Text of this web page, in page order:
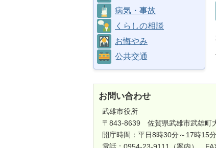
病気・事故
くらしの相談
お悔やみ
公共交通
お問い合わせ
武雄市役所
〒843-8639 佐賀県武雄市武雄町
開庁時間：平日8時30分～17時15分